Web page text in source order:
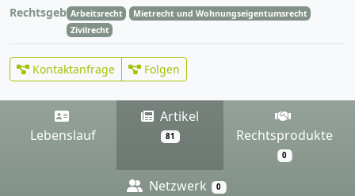
RechtsgebieteArbeitsrecht
Mietrecht und Wohnungseigentumsrecht
Zivilrecht
Kontaktanfrage Folgen
Lebenslauf
Artikel
81 Rechtsprodukte
0
Netzwerk 0